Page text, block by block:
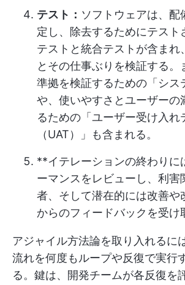
テスト： ソフトウェアは、配
定し、除去するためにテスト
テストと統合テストが含まれ
とその仕事ぶりを検証する。
準拠を検証するための「シス
や、使いやすさとユーザーの
るための「ユーザー受け入れ
（UAT）」も含まれる。
**イテレーションの終わりに
ーマンスをレビューし、利害
者、そして潜在的には改善や
からのフィードバックを受け
アジャイル方法論を取り入れるに
流れを何度もループや反復で実行
る。鍵は、開発チームが各反復を